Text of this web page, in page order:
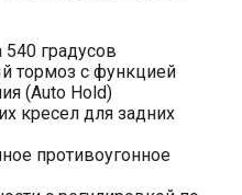
540 градусов
тормоз с функцией
(Auto Hold)
кресел для задних
противоугонное